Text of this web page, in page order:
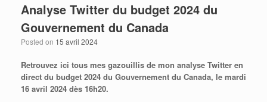
Analyse Twitter du budget 2024 du
Gouvernement du Canada
Posted on 15 avril 2024
Retrouvez ici tous mes gazouillis de mon analyse Twitter en
direct du budget 2024 du Gouvernement du Canada, le mardi
16 avril 2024 dès 16h20.